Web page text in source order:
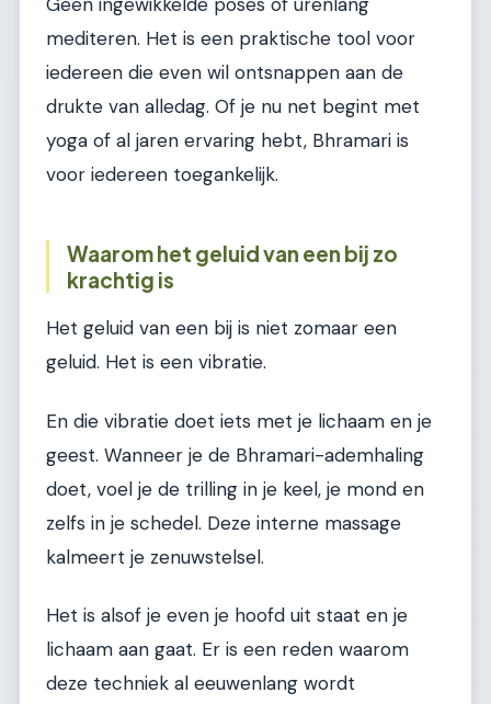
mediteren. Het is een praktische tool voor
iedereen die even wil ontsnappen aan de
drukte van alledag. Of je nu net begint met
yoga of al jaren ervaring hebt, Bhramari is
voor iedereen toegankelijk.
Waarom het geluid van een bij zo
krachtig is
Het geluid van een bij is niet zomaar een
geluid. Het is een vibratie.
En die vibratie doet iets met je lichaam en je
geest. Wanneer je de Bhramari-ademhaling
doet, voel je de trilling in je keel, je mond en
zelfs in je schedel. Deze interne massage
kalmeert je zenuwstelsel.
Het is alsof je even je hoofd uit staat en je
lichaam aan gaat. Er is een reden waarom
deze techniek al eeuwenlang wordt